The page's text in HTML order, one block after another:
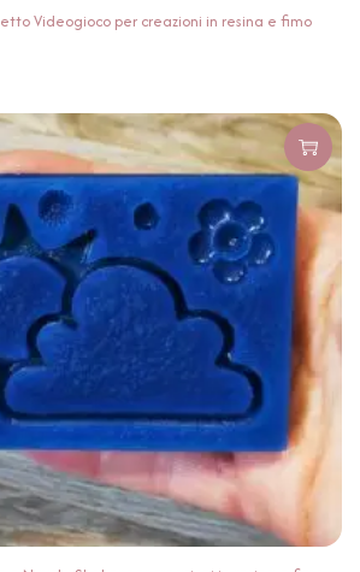
Videogioco per creazioni in resina e fimo